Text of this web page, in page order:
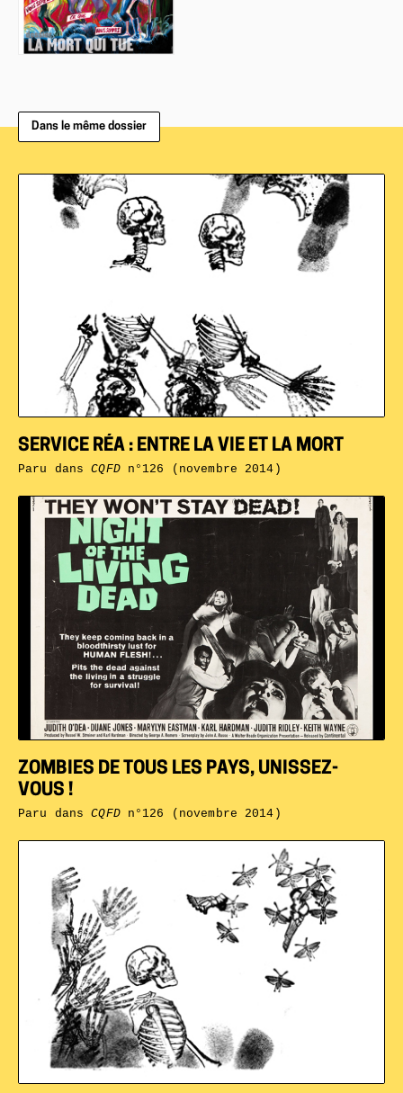
Dans le même dossier
ZOMBIES DE TOUS LES PAYS, UNISSEZ-
VOUS !
Paru dansCQFDn°126 (novembre 2014)
SERVICE RÉA : ENTRE LA VIE ET LA MORT
Paru dansCQFDn°126 (novembre 2014)